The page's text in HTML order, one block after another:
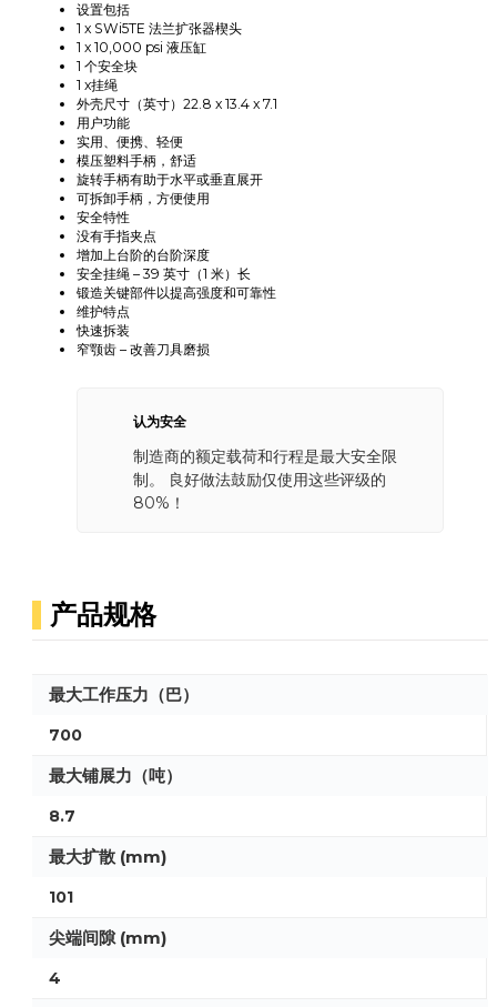
设置包括
1 x SWi5TE 法兰扩张器楔头
1 x 10,000 psi 液压缸
1 个安全块
1 x挂绳
外壳尺寸（英寸）22.8 x 13.4 x 7.1
用户功能
实用、便携、轻便
模压塑料手柄，舒适
旋转手柄有助于水平或垂直展开
可拆卸手柄，方便使用
安全特性
没有手指夹点
增加上台阶的台阶深度
安全挂绳 – 39 英寸（1 米）长
锻造关键部件以提高强度和可靠性
维护特点
快速拆装
窄颚齿 – 改善刀具磨损
认为安全
制造商的额定载荷和行程是最大安全限
制。 良好做法鼓励仅使用这些评级的
80%！
产品规格
最大工作压力（巴）
700
最大铺展力（吨）
8.7
最大扩散 (mm)
101
尖端间隙 (mm)
4